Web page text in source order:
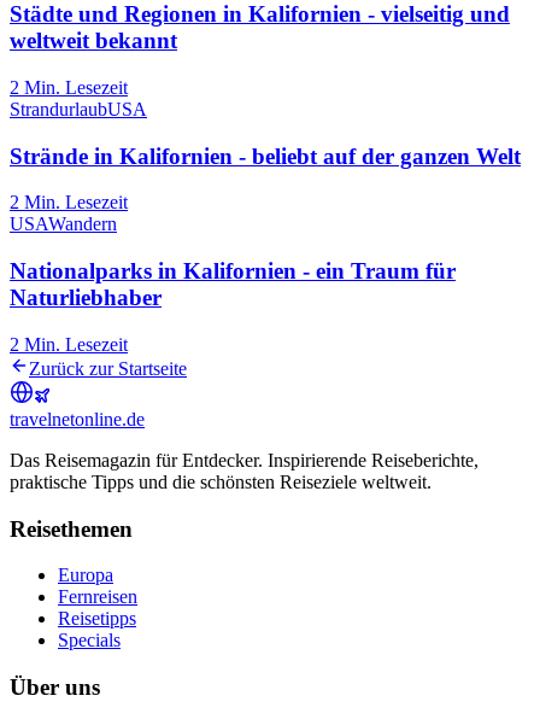
Städte und Regionen in Kalifornien - vielseitig und
weltweit bekannt
2 Min. Lesezeit
StrandurlaubUSA
Strände in Kalifornien - beliebt auf der ganzen Welt
2 Min. Lesezeit
USAWandern
Nationalparks in Kalifornien - ein Traum für
Naturliebhaber
2 Min. Lesezeit
Zurück zur Startseite
travelnetonline.de
Das Reisemagazin für Entdecker. Inspirierende Reiseberichte,
praktische Tipps und die schönsten Reiseziele weltweit.
Reisethemen
Europa
Fernreisen
Reisetipps
Specials
Über uns